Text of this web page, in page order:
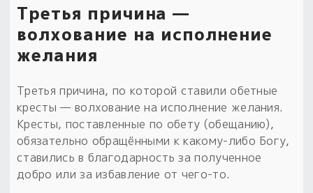
Третья причина —
волхование на исполнение
желания
Третья причина, по которой ставили обетные
кресты — волхование на исполнение желания.
Кресты, поставленные по обету (обещанию),
обязательно обращёнными к какому-либо Богу,
ставились в благодарность за полученное
добро или за избавление от чего-то.